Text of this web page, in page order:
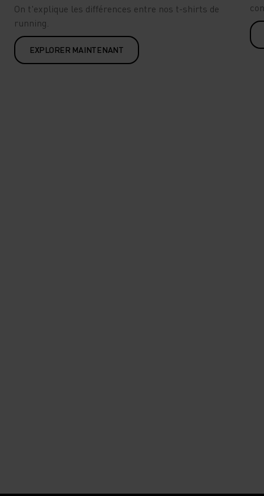
On t'explique les différences entre nos t-shirts de
running.
EXPLORER MAINTENANT